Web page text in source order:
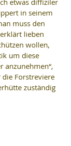
etwas diffiziler
in seinem
muss den
lieben
wollen,
um diese
anzunehmen“,
die Forstreviere
zuständig